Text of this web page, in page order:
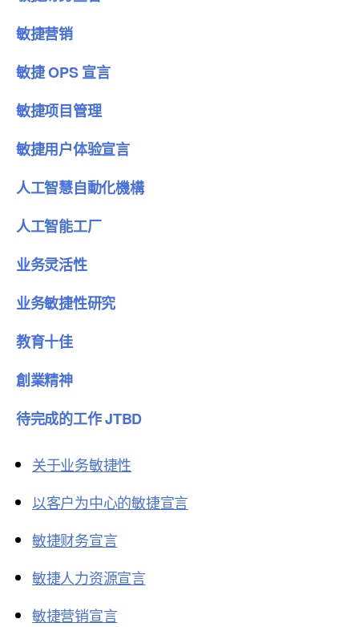
敏捷营销
敏捷 OPS 宣言
敏捷项目管理
敏捷用户体验宣言
人工智慧自動化機構
人工智能工厂
业务灵活性
业务敏捷性研究
教育十佳
創業精神
待完成的工作 JTBD
关于业务敏捷性
以客户为中心的敏捷宣言
敏捷财务宣言
敏捷人力资源宣言
敏捷营销宣言